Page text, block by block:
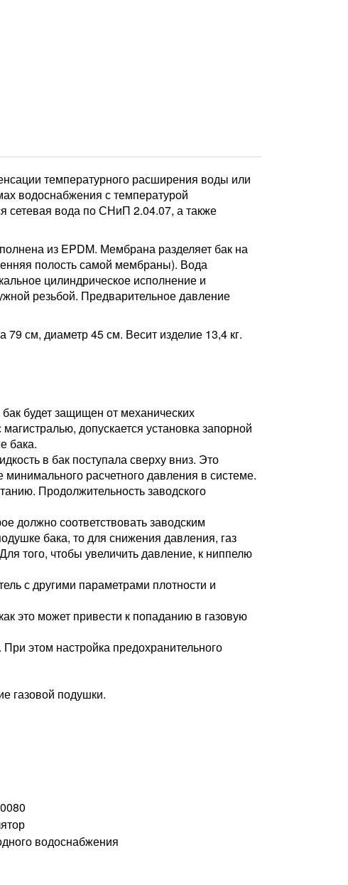
температурного расширения воды или
водоснабжения с температурой
сетевая вода по СНиП 2.04.07, а также
из EPDM. Мембрана разделяет бак на
полость самой мембраны). Вода
цилиндрическое исполнение и
резьбой. Предварительное давление
см, диаметр 45 см. Весит изделие 13,4 кг.
будет защищен от механических
допускается установка запорной
бака.
в бак поступала сверху вниз. Это
минимального расчетного давления в системе.
Продолжительность заводского
должно соответствовать заводским
бака, то для снижения давления, газ
того, чтобы увеличить давление, к ниппелю
с другими параметрами плотности и
это может привести к попаданию в газовую
этом настройка предохранительного
газовой подушки.
водоснабжения